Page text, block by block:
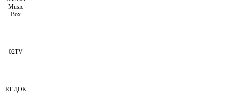
Music
Box
02TV
RT ДОК